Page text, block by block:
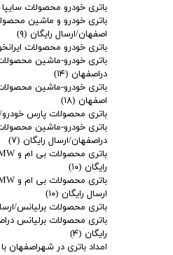
باتری خودرو محصولات
باتری خودرو و ماشین
اصفهان/ارسال رایگان (۹)
باتری خودرو محصولات
باتری خودرو-ماشین محصولات
دراصفهان (۱۴)
باتری خودرو-ماشین
اصفهان (۱۸)
باتری محصولات پارس خودرو/
باتری خودرو-ماشین
دراصفهان/ارسال رایگان (۷)
رایگان (۱۰)
ارسال رایگان (۱۰)
باتری محصولات برلیانس/
باتری محصولات برلیانس
رایگان (۴)
امداد باتری در شهراصفهان